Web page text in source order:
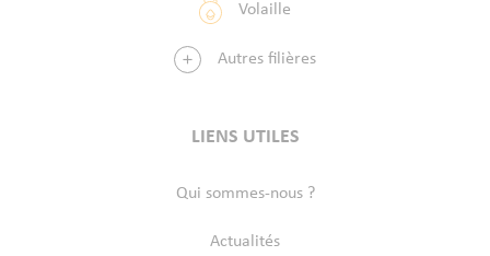
Volaille
Autres filières
LIENS UTILES
Qui sommes-nous ?
Actualités